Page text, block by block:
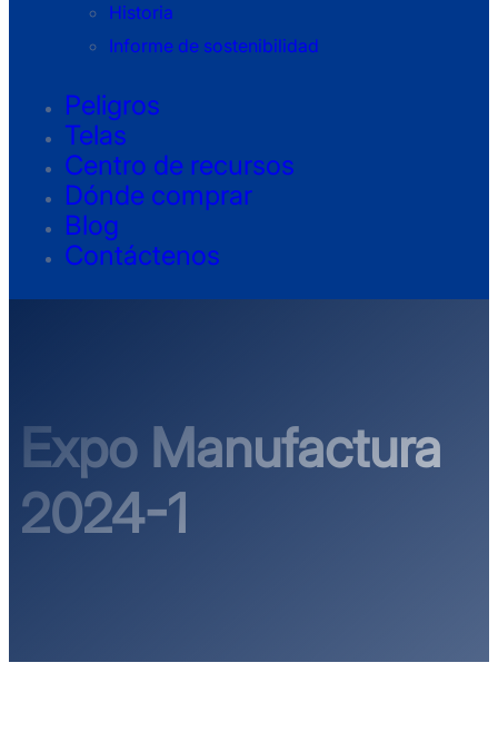
Historia
Informe de sostenibilidad
Peligros
Telas
Centro de recursos
Dónde comprar
Blog
Contáctenos
Expo Manufactura
2024-1